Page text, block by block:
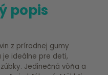
popis
z prírodnej gumy
je ideálne pre deti,
Jedinečná vôňa a